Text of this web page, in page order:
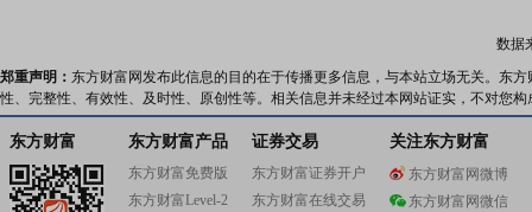
数据
郑重声明： 东方财富网发布此信息的目的在于传播更多信息，与本站立场无关。东
性、完整性、有效性、及时性、原创性等。相关信息并未经过本网站证实，不对您
东方财富 东方财富产品
东方财富免费版
东方财富Level-2
证券交易
东方财富证券开户
东方财富在线交易
关注东方财富
东方财富网微博
东方财富网微信